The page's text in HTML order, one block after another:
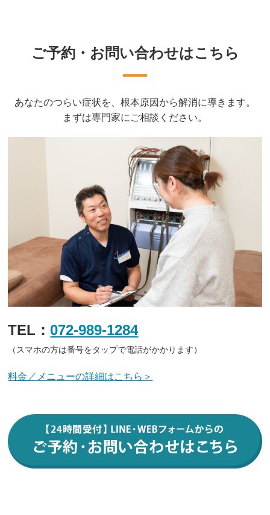
ご予約・お問い合わせはこちら
あなたのつらい症状を、根本原因から解消に導きます。
まずは専門家にご相談ください。
TEL： 072-989-1284
（スマホの方は番号をタップで電話がかかります）
料金／メニューの詳細はこちら＞